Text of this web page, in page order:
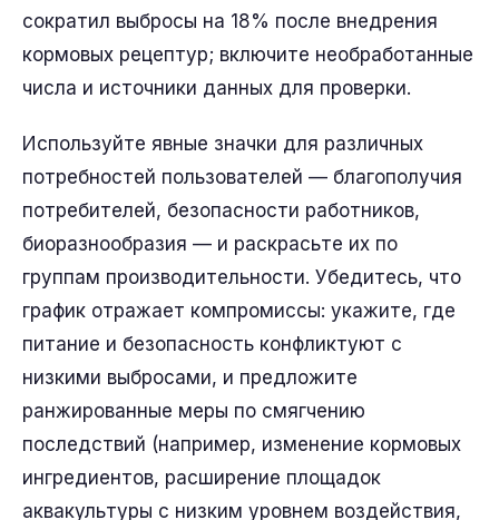
сократил выбросы на 18% после внедрения
кормовых рецептур; включите необработанные
числа и источники данных для проверки.
Используйте явные значки для различных
потребностей пользователей — благополучия
потребителей, безопасности работников,
биоразнообразия — и раскрасьте их по
группам производительности. Убедитесь, что
график отражает компромиссы: укажите, где
питание и безопасность конфликтуют с
низкими выбросами, и предложите
ранжированные меры по смягчению
последствий (например, изменение кормовых
ингредиентов, расширение площадок
аквакультуры с низким уровнем воздействия,